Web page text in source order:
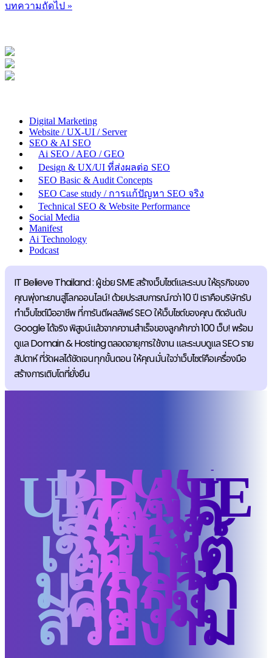
บทความถัดไป »
Digital Marketing
Website / UX-UI / Server
SEO & AI SEO
Ai SEO / AEO / GEO
Design & UX/UI ที่ส่งผลต่อ SEO
SEO Basic & Audit Concepts
SEO Case study / การแก้ปัญหา SEO จริง
Technical SEO & Website Performance
Social Media
Manifest
Ai Technology
Podcast
IT Believe Thailand : ผู้ช่วย SME สร้างเว็บไซต์และระบบ ให้ธุรกิจของ
คุณพุ่งทะยานสู่โลกออนไลน์! ด้วยประสบการณ์กว่า 10 ปี เราคือบริษัทรับ
ทำเว็บไซต์มืออาชีพ ที่การันตีผลลัพธ์ SEO ให้เว็บไซต์ของคุณ ติดอันดับ
Google ได้จริง พิสูจน์แล้วจากความสำเร็จของลูกค้ากว่า 100 เว็บ! พร้อม
ดูแล Domain & Hosting ตลอดอายุการใช้งาน และระบบดูแล SEO ราย
สัปดาห์ ที่วัดผลได้ชัดเจนทุกขั้นตอน ให้คุณมั่นใจว่าเว็บไซต์คือเครื่องมือ
สร้างการเติบโตที่ยั่งยืน
BLOG
UPDATE
เทคนิค
สร้าง
เว็บไซต์
ให้เป็น
มากกว่า
ความ
สวยงาม